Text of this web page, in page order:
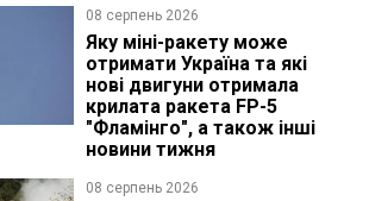
08 серпень 2026
Яку міні-ракету може
отримати Україна та які
нові двигуни отримала
крилата ракета FP-5
"Фламінго", а також інші
новини тижня
08 серпень 2026